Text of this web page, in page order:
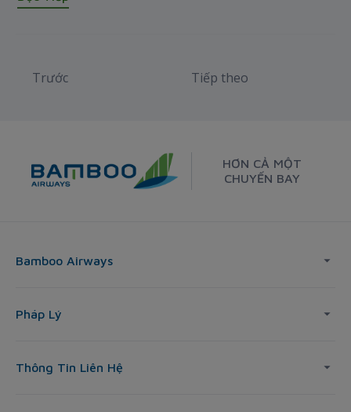
còn là một niềm tự hào của những người theo đạo
Trước Tiếp theo
HƠN CẢ MỘT
CHUYẾN BAY
Bamboo Airways
Pháp Lý
Thông Tin Liên Hệ